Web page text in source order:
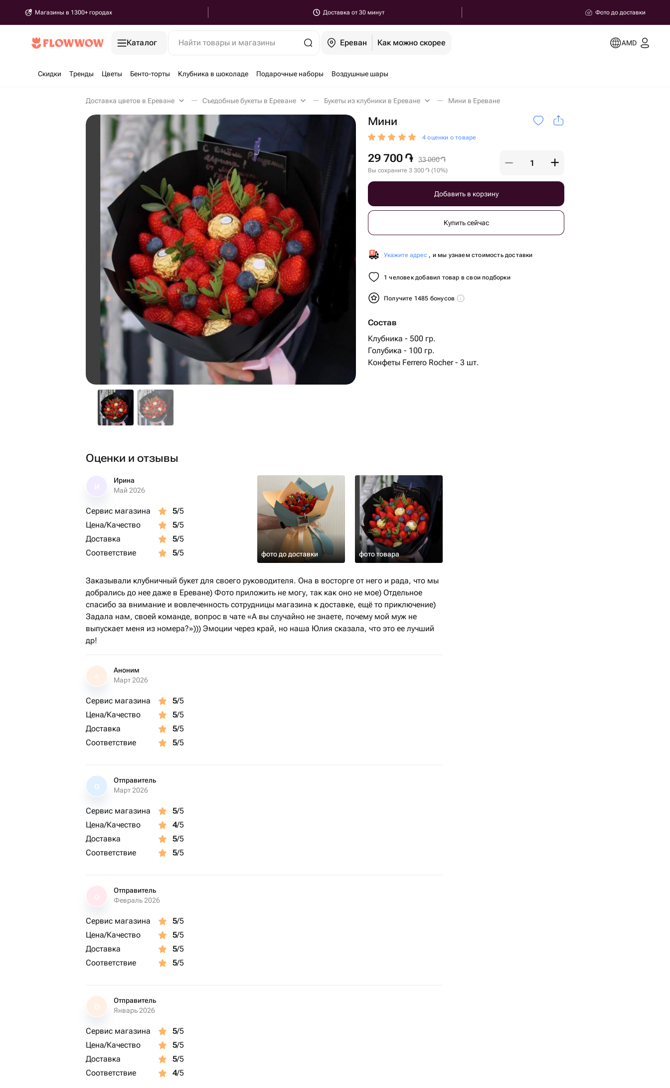
Магазины в 1300+ городах Доставка от 30 минут Фото до доставки
Каталог Найти товары и магазины Ереван Как можно скорее AMD
Скидки Тренды Цветы Бенто-торты Клубника в шоколаде Подарочные наборы Воздушные шары
Доставка цветов в Ереване Съедобные букеты в Ереване Букеты из клубники в Ереване Мини в Ереване
Мини
4 оценки о товаре
29 700 ֏ 33 000֏
Вы сохраните 3 300֏ (10%)
Добавить в корзину
Купить сейчас
Укажите адрес , и мы узнаем стоимость доставки
1 человек добавил товар в свои подборки
Получите 1485 бонусов
Состав
Клубника - 500 гр.
Голубика - 100 гр.
Конфеты Ferrero Rocher - 3 шт.
Оценки и отзывы
Ирина
Май 2026
Сервис магазина 5/5
Цена/Качество
5/5
Доставка
5/5
Соответствие
5/5 фото до доставки фото товара
Заказывали клубничный букет для своего руководителя. Она в восторге от него и рада, что мы
добрались до нее даже в Ереване) Фото приложить не могу, так как оно не мое) Отдельное
спасибо за внимание и вовлеченность сотрудницы магазина к доставке, ещё то приключение)
Задала нам, своей команде, вопрос в чате «А вы случайно не знаете, почему мой муж не
выпускает меня из номера?»))) Эмоции через край, но наша Юлия сказала, что это ее лучший
др!
А
Аноним
Март 2026
Сервис магазина 5/5
Цена/Качество
5/5
Доставка
5/5
Соответствие
5/5
О
Отправитель
Март 2026
Сервис магазина 5/5
Цена/Качество
4/5
Доставка
5/5
Соответствие
5/5
Отправитель
Февраль 2026
Сервис магазина 5/5
Цена/Качество
5/5
Доставка
5/5
Соответствие
5/5
О
Отправитель
Январь 2026
Сервис магазина 5/5
Цена/Качество
5/5
Доставка
5/5
Соответствие
4/5